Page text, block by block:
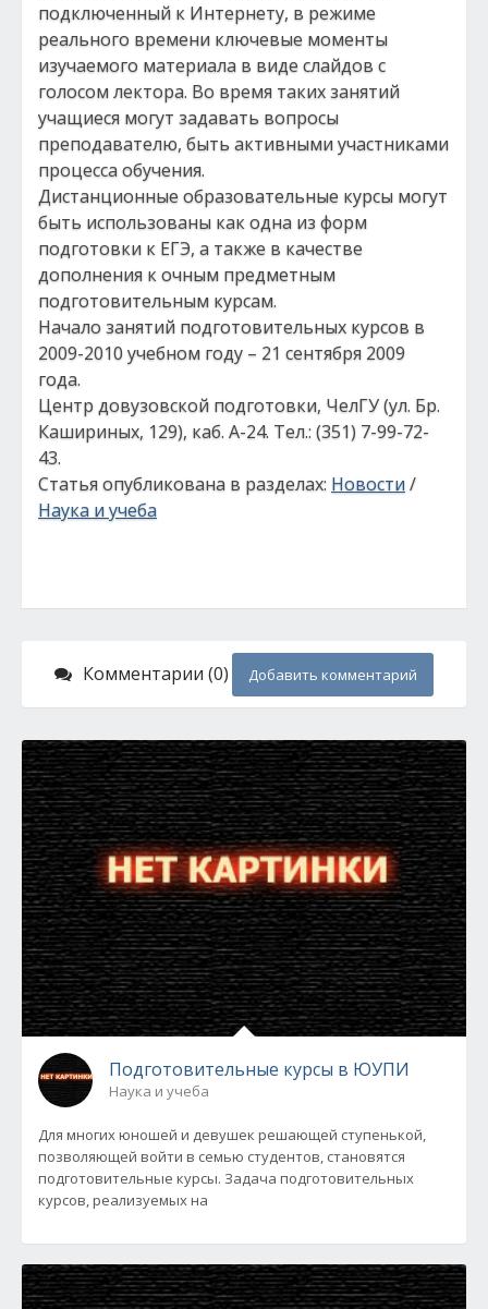
подключенный к Интернету, в режиме
реального времени ключевые моменты
изучаемого материала в виде слайдов с
голосом лектора. Во время таких занятий
учащиеся могут задавать вопросы
преподавателю, быть активными участниками
процесса обучения.
Дистанционные образовательные курсы могут
быть использованы как одна из форм
подготовки к ЕГЭ, а также в качестве
дополнения к очным предметным
подготовительным курсам.
Начало занятий подготовительных курсов в
2009-2010 учебном году – 21 сентября 2009
года.
Центр довузовской подготовки, ЧелГУ (ул. Бр.
Кашириных, 129), каб. А-24. Тел.: (351) 7-99-72-
43.
Статья опубликована в разделах: Новости/
Наука и учеба
Комментарии (0) Добавить комментарий
Подготовительные курсы в ЮУПИ
Наука и учеба
Для многих юношей и девушек решающей ступенькой,
позволяющей войти в семью студентов, становятся
подготовительные курсы. Задача подготовительных
курсов, реализуемых на